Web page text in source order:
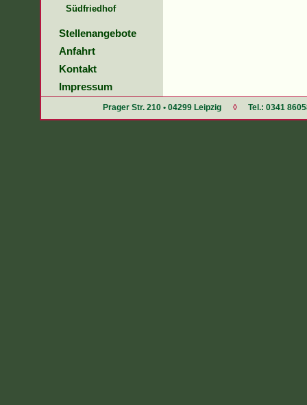
Südfriedhof
Stellenangebote
Anfahrt
Kontakt
Impressum
Prager Str. 210 • 04299 Leipzig ◊ Tel.: 0341